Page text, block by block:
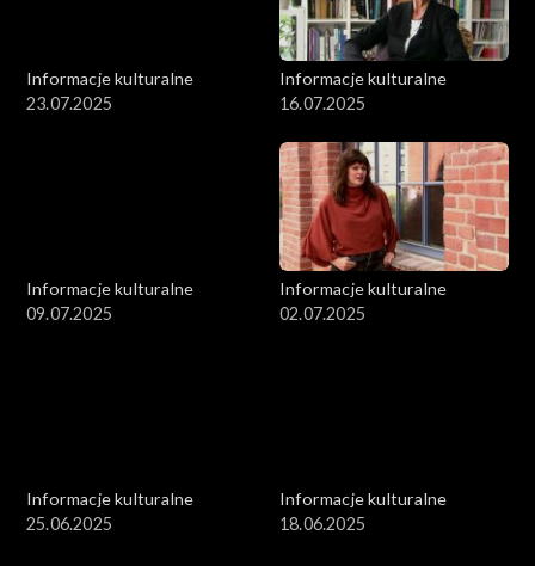
Informacje kulturalne
23.07.2025
Informacje kulturalne
16.07.2025
Informacje kulturalne
09.07.2025
Informacje kulturalne
02.07.2025
Informacje kulturalne
25.06.2025
Informacje kulturalne
18.06.2025